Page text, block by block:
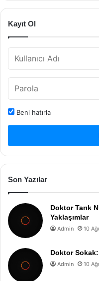
Kayıt Ol
Beni hatırla
Son Yazılar
Doktor Tarık
Yaklaşımlar
Admin 10
Doktor
Admin 10